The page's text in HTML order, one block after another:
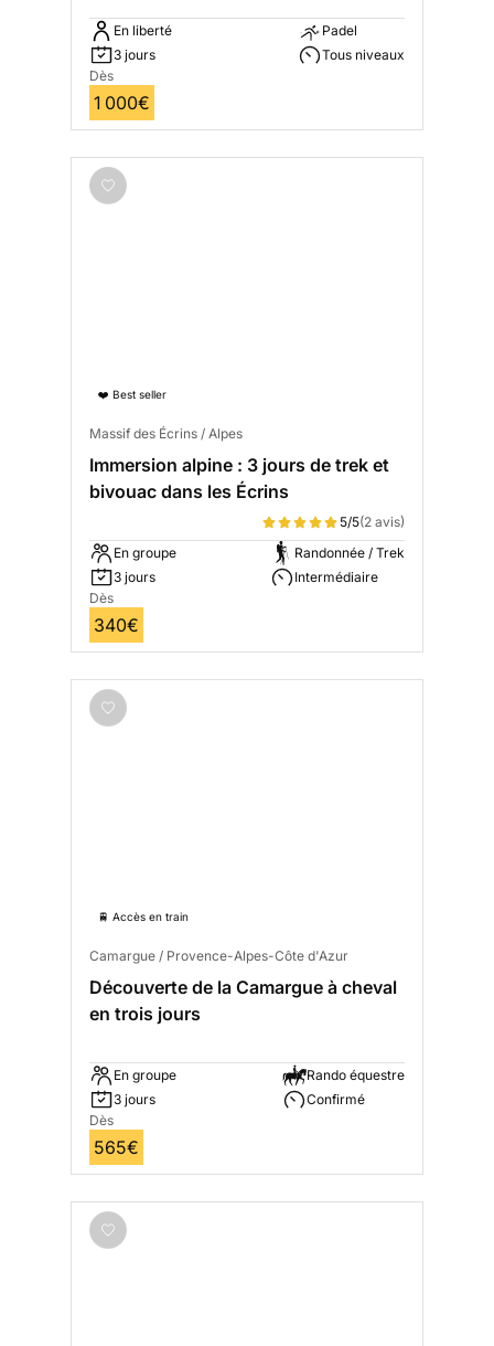
En liberté
3 jours
Padel
Tous niveaux
Dès
1 000€
❤️ Best seller
Massif des Écrins / Alpes
Immersion alpine : 3 jours de trek et
bivouac dans les Écrins
5/5(2 avis)
En groupe
3 jours
Randonnée / Trek
Intermédiaire
Dès
340€
🚆 Accès en train
Camargue / Provence-Alpes-Côte d'Azur
Découverte de la Camargue à cheval
en trois jours
En groupe
3 jours
Rando équestre
Confirmé
Dès
565€